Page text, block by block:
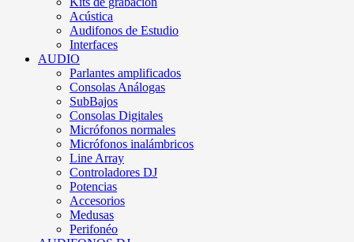
Acústica
Audifonos de Estudio
Interfaces
AUDIO
Parlantes amplificados
Consolas Análogas
SubBajos
Consolas Digitales
Micrófonos normales
Micrófonos inalámbricos
Line Array
Controladores DJ
Potencias
Accesorios
Medusas
Perifonéo